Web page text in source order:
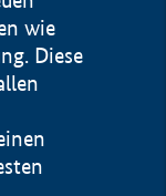
wie
Diese